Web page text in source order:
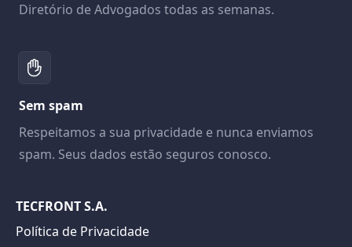
Diretório de Advogados todas as semanas.
Sem spam
Respeitamos a sua privacidade e nunca enviamos
spam. Seus dados estão seguros conosco.
TECFRONT S.A.
Política de Privacidade